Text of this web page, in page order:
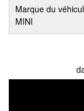
Marque du
MINI